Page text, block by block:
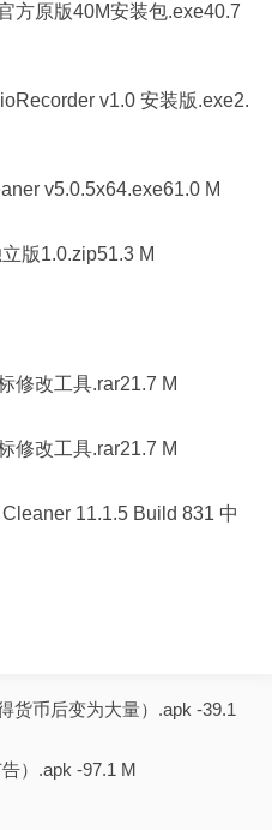
方原版40M安装包.exe40.7
v1.0 安装版.exe2.
v5.0.5x64.exe61.0 M
版1.0.zip51.3 M
修改工具.rar21.7 M
修改工具.rar21.7 M
11.1.5 Build 831 中
货币后变为大量）.apk -39.1
）.apk -97.1 M